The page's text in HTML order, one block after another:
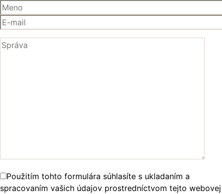
Použitím tohto formulára súhlasíte s ukladaním a
spracovaním vašich údajov prostredníctvom tejto webovej